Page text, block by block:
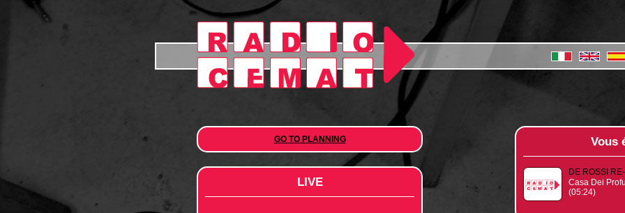
GO TO PLANNING
LIVE
Vous
DE ROSSI
Casa Dei
(05:24)